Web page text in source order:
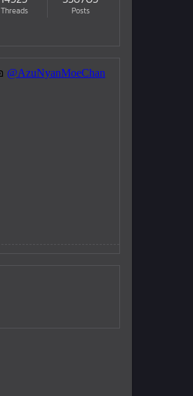
Threads Posts